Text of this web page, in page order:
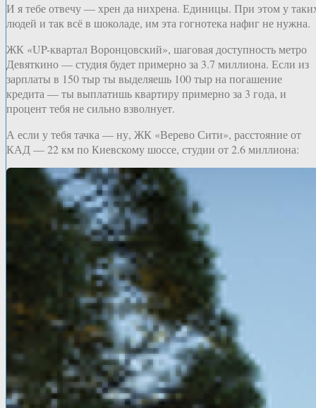
И я тебе отвечу — хрен да нихрена. Единицы. При этом у
людей и так всё в шоколаде, им эта гогнотека нафиг не нужна.
ЖК «UP-квартал Воронцовский», шаговая доступность метро
Девяткино — студия будет примерно за 3.7 миллиона. Если из
зарплаты в 150 тыр ты выделяешь 100 тыр на погашение
кредита — ты выплатишь квартиру примерно за 3 года, и
процент тебя не сильно взволнует.
А если у тебя тачка — ну, ЖК «Верево Сити», расстояние от
КАД — 22 км по Киевскому шоссе, студии от 2.6 миллиона: